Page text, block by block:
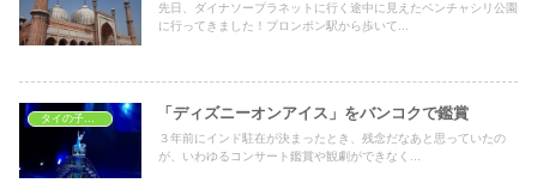
先日、ダイナソープラネットに行く途中に見えたベンチャシリ公園
に行ってきました！プロンポン駅から歩いて...
タイの子どもの遊び場 「ディズニーオンアイス」をバンコクで鑑賞
３年前にインド駐在が決まったとき、残念だなあと思っていたの
が、いわゆるコンサート鑑賞や観劇ができなく...